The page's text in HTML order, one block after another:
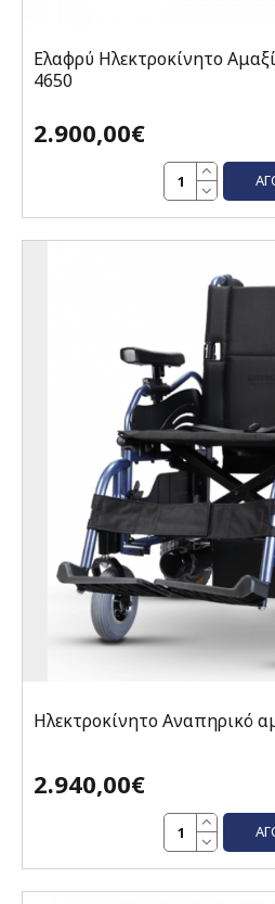
Ελαφρύ Ηλεκτροκίνητο
4650
2.900,00€
Ηλεκτροκίνητο Αναπηρικό
2.940,00€